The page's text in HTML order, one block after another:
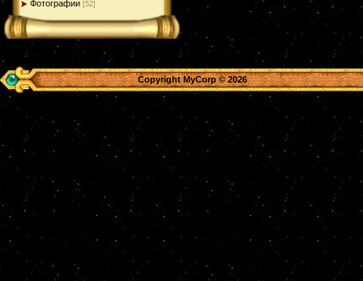
Фотографии [52]
Copyright MyCorp © 2026